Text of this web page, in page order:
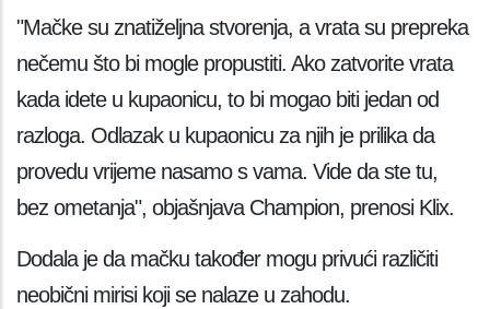
"Mačke su znatiželjna stvorenja, a vrata su prepreka
nečemu što bi mogle propustiti. Ako zatvorite vrata
kada idete u kupaonicu, to bi mogao biti jedan od
razloga. Odlazak u kupaonicu za njih je prilika da
provedu vrijeme nasamo s vama. Vide da ste tu,
bez ometanja", objašnjava Champion, prenosi Klix.
Dodala je da mačku također mogu privući različiti
neobični mirisi koji se nalaze u zahodu.